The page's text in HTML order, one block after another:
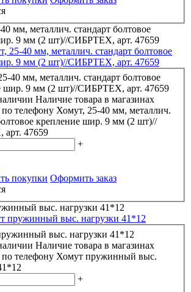
25-40 мм, металлич. стандарт болтовое
9 мм (2 шт)//СИБРТЕХ, арт. 47659
Наличие товара в магазинах
по телефону Хомут, 25-40 мм, металлич.
крепление шир. 9 мм (2 шт)//
47659
+
покупки Оформить заказ
пружинный выс. нагрузки 41*12
Наличие товара в магазинах
по телефону Хомут пружинный выс.
+